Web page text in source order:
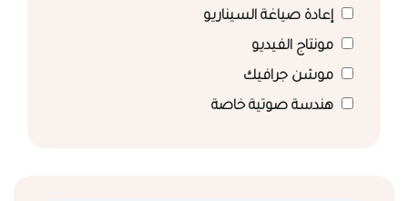
إعادة صياغة السيناريو
مونتاج الفيديو
موشن جرافيك
هندسة صوتية خاصة